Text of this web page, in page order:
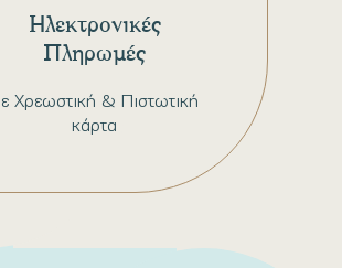
Χρεωστική & Πιστωτική
κάρτα
Ηλεκτρονικές
Πληρωμές